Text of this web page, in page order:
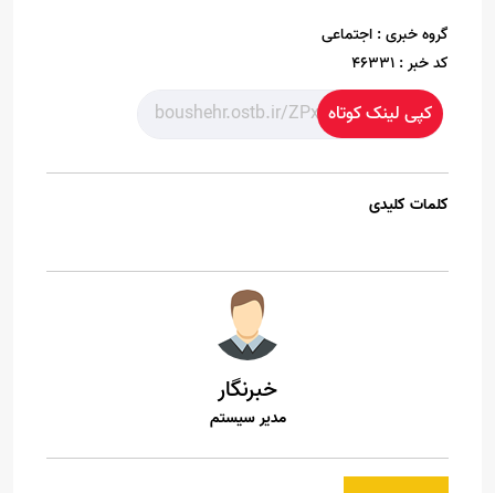
گروه خبری : اجتماعی
کد خبر : 46331
کپی لینک کوتاه
کلمات کلیدی
خبرنگار
مدیر سیستم